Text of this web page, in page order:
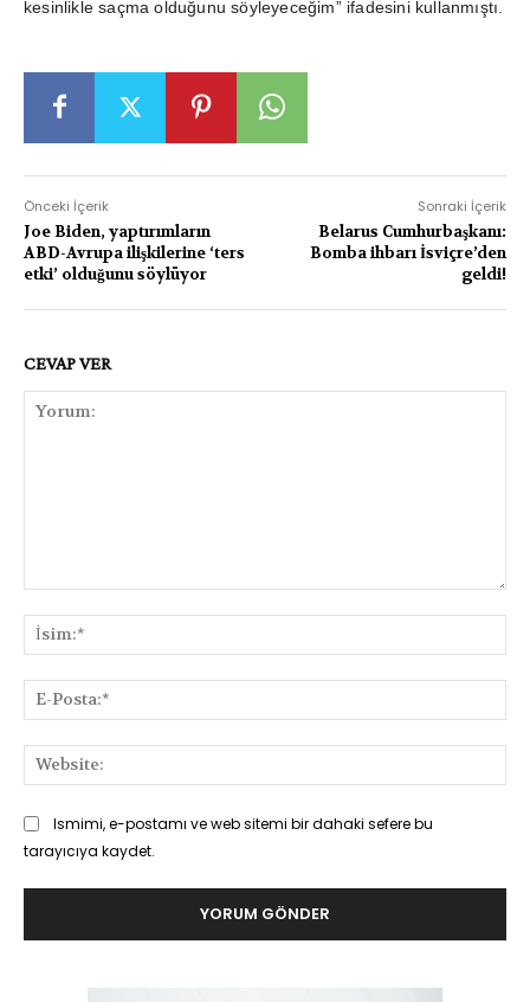
kesinlikle saçma olduğunu söyleyeceğim” ifadesini kullanmıştı.
Önceki İçerik
Joe Biden, yaptırımların
ABD-Avrupa ilişkilerine ‘ters
etki’ olduğunu söylüyor
Sonraki İçerik
Belarus Cumhurbaşkanı:
Bomba ihbarı İsviçre’den
geldi!
CEVAP VER
Ismimi, e-postamı ve web sitemi bir dahaki sefere bu
tarayıcıya kaydet.